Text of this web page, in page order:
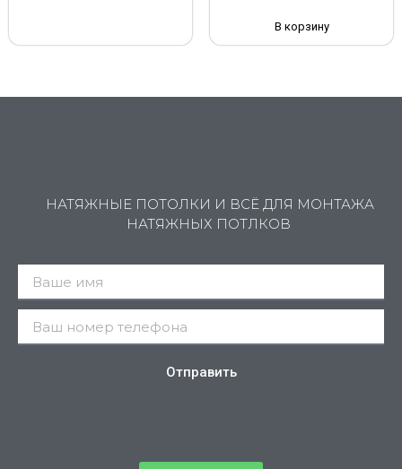
В корзину
НАТЯЖНЫЕ ПОТОЛКИ И ВСЁ ДЛЯ МОНТАЖА
НАТЯЖНЫХ ПОТЛКОВ
Отправить